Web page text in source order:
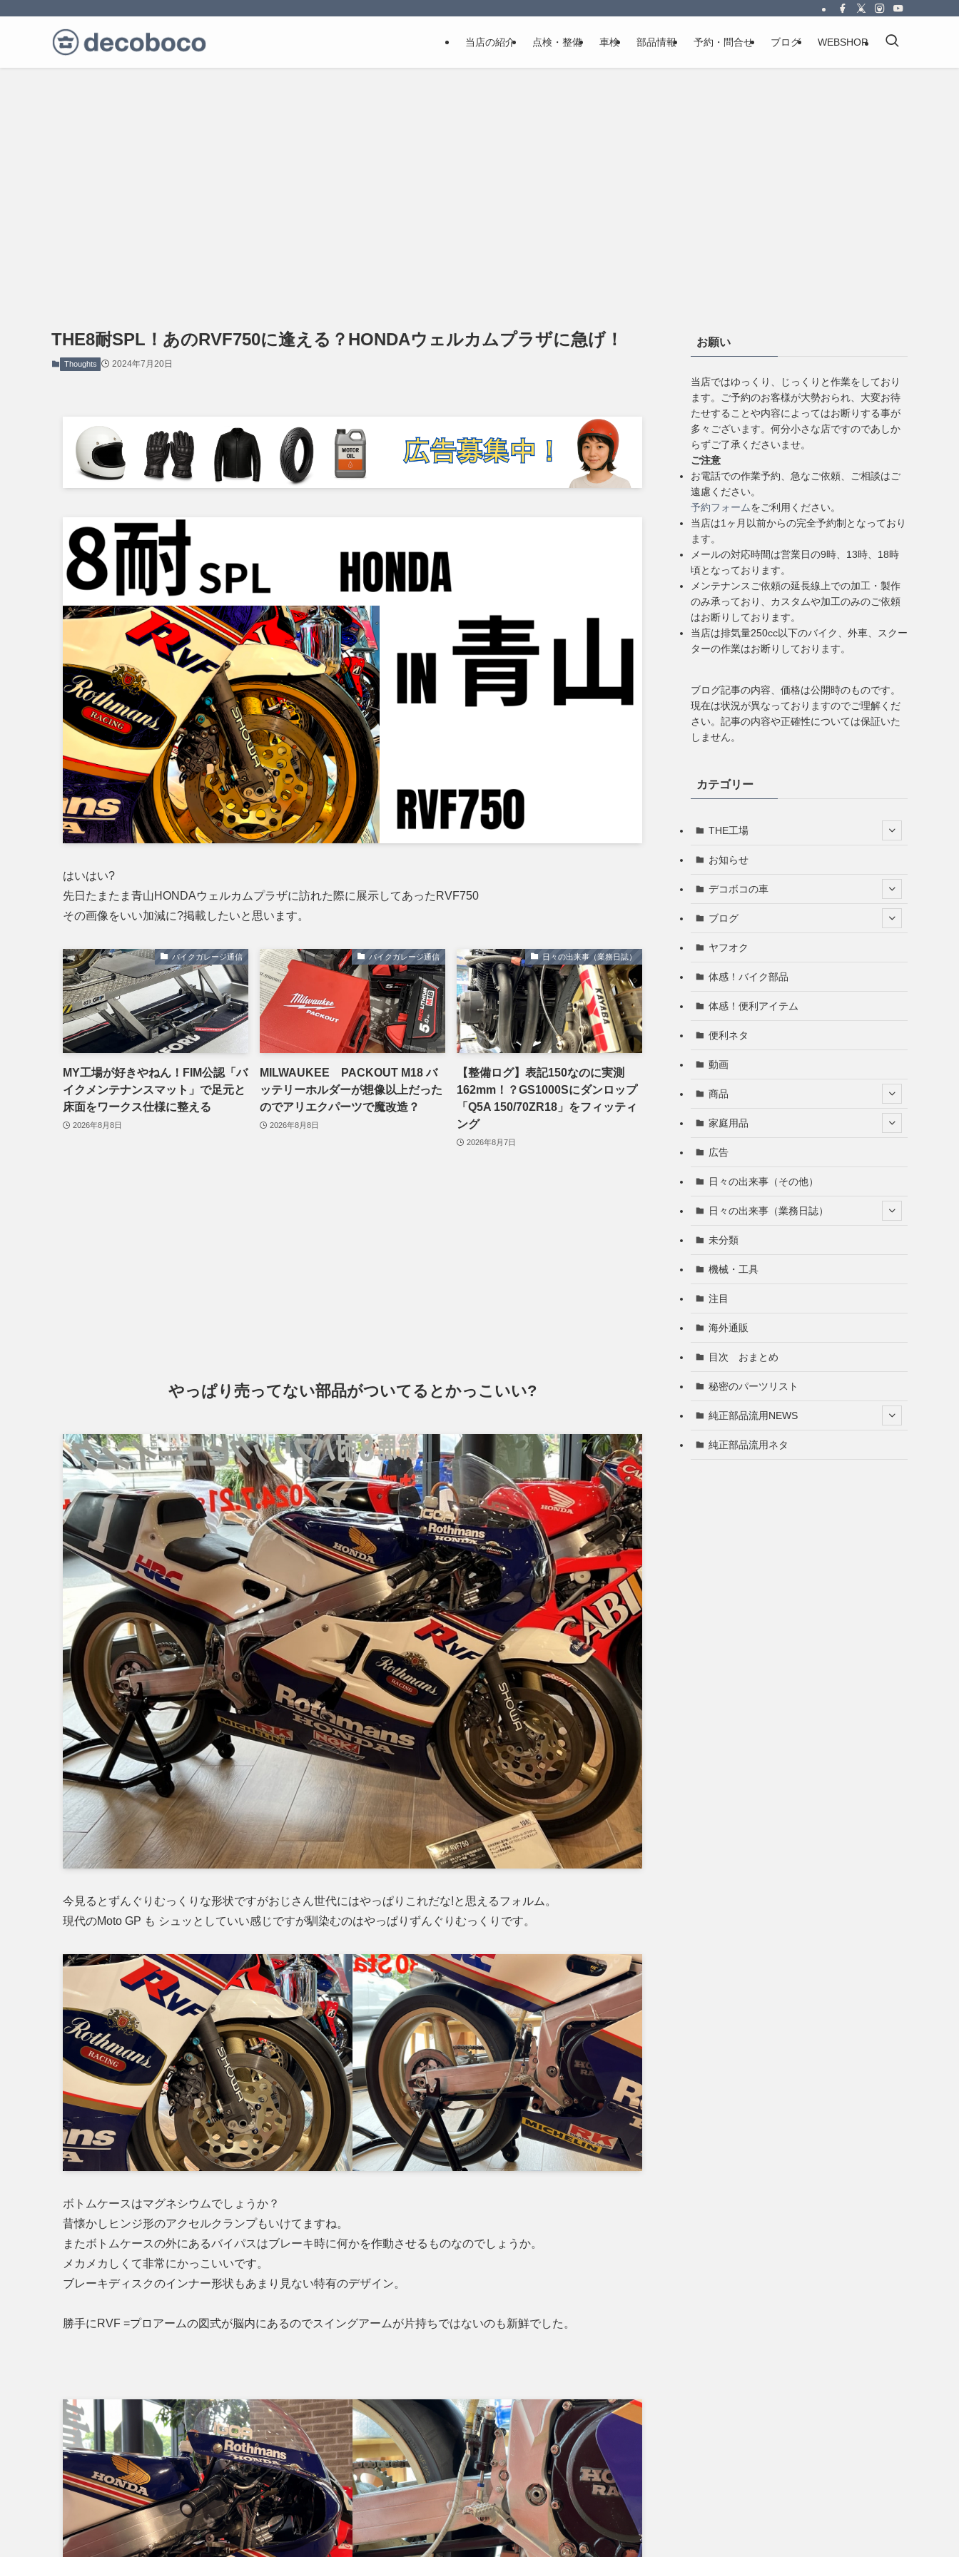
当店の紹介 点検・整備 車検 部品情報 予約・問合せ ブログ WEBSHOP
THE8耐SPL！あのRVF750に逢える？HONDAウェルカムプラザに急げ！
Thoughts 2024年7月20日
はいはい?
先日たまたま青山HONDAウェルカムプラザに訪れた際に展示してあったRVF750
その画像をいい加減に?掲載したいと思います。
バイクガレージ通信
MY工場が好きやねん！FIM公認「バ
イクメンテナンスマット」で足元と
床面をワークス仕様に整える
2026年8月8日
バイクガレージ通信
MILWAUKEE PACKOUT M18 バ
ッテリーホルダーが想像以上だった
のでアリエクパーツで魔改造？
2026年8月8日
日々の出来事（業務日誌）
【整備ログ】表記150なのに実測
162mm！？GS1000Sにダンロップ
「Q5A 150/70ZR18」をフィッティ
ング
2026年8月7日
やっぱり売ってない部品がついてるとかっこいい?
今見るとずんぐりむっくりな形状ですがおじさん世代にはやっぱりこれだな!と思えるフォルム。
現代のMoto GP も シュッとしていい感じですが馴染むのはやっぱりずんぐりむっくりです。
ボトムケースはマグネシウムでしょうか？
昔懐かしヒンジ形のアクセルクランプもいけてますね。
またボトムケースの外にあるバイパスはブレーキ時に何かを作動させるものなのでしょうか。
メカメカしくて非常にかっこいいです。
ブレーキディスクのインナー形状もあまり見ない特有のデザイン。
勝手にRVF =プロアームの図式が脳内にあるのでスイングアームが片持ちではないのも新鮮でした。
お願い
当店ではゆっくり、じっくりと作業をしており
ます。ご予約のお客様が大勢おられ、大変お待
たせすることや内容によってはお断りする事が
多々ございます。何分小さな店ですのであしか
らずご了承くださいませ。
ご注意
お電話での作業予約、急なご依頼、ご相談はご
遠慮ください。
予約フォームをご利用ください。
当店は1ヶ月以前からの完全予約制となっており
ます。
メールの対応時間は営業日の9時、13時、18時
頃となっております。
メンテナンスご依頼の延長線上での加工・製作
のみ承っており、カスタムや加工のみのご依頼
はお断りしております。
当店は排気量250cc以下のバイク、外車、スクー
ターの作業はお断りしております。
ブログ記事の内容、価格は公開時のものです。
現在は状況が異なっておりますのでご理解くだ
さい。記事の内容や正確性については保証いた
しません。
カテゴリー
THE工場
お知らせ
デコボコの車
ブログ
ヤフオク
体感！バイク部品
体感！便利アイテム
便利ネタ
動画
商品
家庭用品
広告
日々の出来事（その他）
日々の出来事（業務日誌）
未分類
機械・工具
注目
海外通販
目次 おまとめ
秘密のパーツリスト
純正部品流用NEWS
純正部品流用ネタ